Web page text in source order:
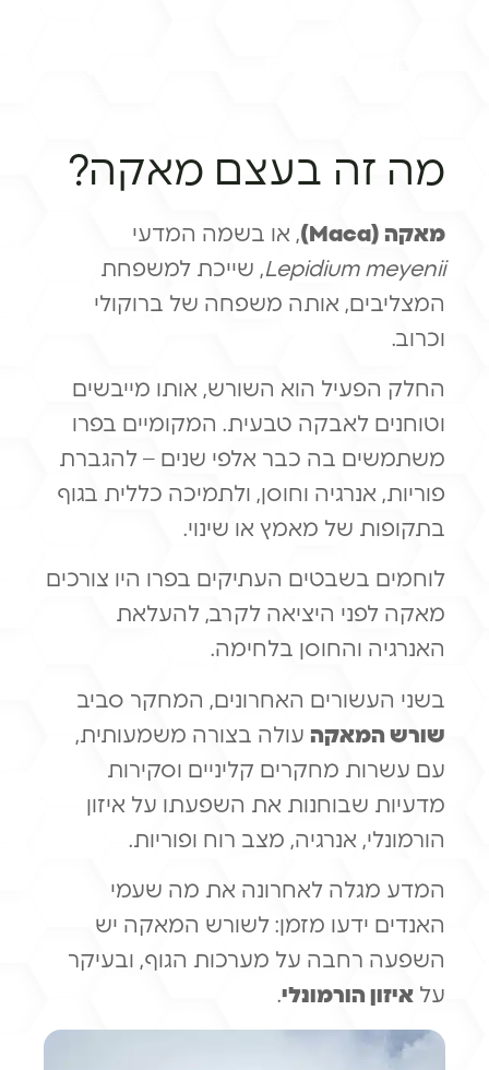
מה זה בעצם מאקה?
מאקה (Maca)
, או בשמה המדעי
Lepidium meyenii, שייכת למשפחת
המצליבים, אותה משפחה של ברוקולי
וכרוב.
החלק הפעיל הוא השורש, אותו מייבשים
וטוחנים לאבקה טבעית. המקומיים בפרו
משתמשים בה כבר אלפי שנים – להגברת
פוריות, אנרגיה וחוסן, ולתמיכה כללית בגוף
בתקופות של מאמץ או שינוי.
לוחמים בשבטים העתיקים בפרו היו צורכים
מאקה לפני היציאה לקרב, להעלאת
האנרגיה והחוסן בלחימה.
בשני העשורים האחרונים, המחקר סביב
שורש המאקהעולה בצורה משמעותית,
עם עשרות מחקרים קליניים וסקירות
מדעיות שבוחנות את השפעתו על איזון
הורמונלי, אנרגיה, מצב רוח ופוריות.
המדע מגלה לאחרונה את מה שעמי
האנדים ידעו מזמן: לשורש המאקה יש
השפעה רחבה על מערכות הגוף, ובעיקר
איזון הורמונלי.